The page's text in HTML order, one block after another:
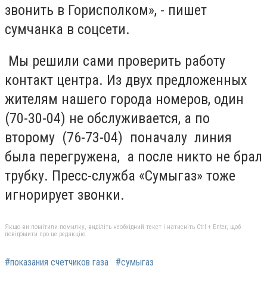
звонить в Горисполком», - пишет
сумчанка в соцсети.
Мы решили сами проверить работу
контакт центра. Из двух предложенных
жителям нашего города номеров, один
(70-30-04) не обслуживается, а по
второму (76-73-04) поначалу линия
была перегружена, а после никто не брал
трубку. Пресс-служба «Сумыгаз» тоже
игнорирует звонки.
Якщо ви помітили помилку, виділіть необхідний текст і натисніть Ctrl + Enter, щоб
повідомити про це редакцію
#показания счетчиков газа #сумыгаз